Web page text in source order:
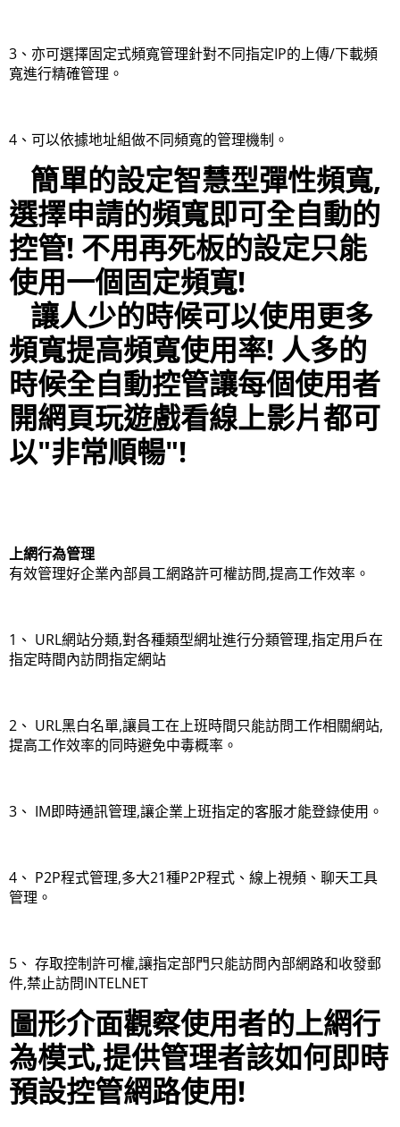
3、亦可選擇固定式頻寬管理針對不同指定IP的上傳/下載頻
寬進行精確管理。
4、可以依據地址組做不同頻寬的管理機制。
簡單的設定智慧型彈性頻寬,
選擇申請的頻寬即可全自動的
控管! 不用再死板的設定只能
使用一個固定頻寬!
讓人少的時候可以使用更多
頻寬提高頻寬使用率! 人多的
時候全自動控管讓每個使用者
開網頁玩遊戲看線上影片都可
以"非常順暢"!
上網行為管理
有效管理好企業內部員工網路許可權訪問,提高工作效率。
1、 URL網站分類,對各種類型網址進行分類管理,指定用戶在
指定時間內訪問指定網站
2、 URL黑白名單,讓員工在上班時間只能訪問工作相關網站,
提高工作效率的同時避免中毒概率。
3、 IM即時通訊管理,讓企業上班指定的客服才能登錄使用。
4、 P2P程式管理,多大21種P2P程式、線上視頻、聊天工具
管理。
5、 存取控制許可權,讓指定部門只能訪問內部網路和收發郵
件,禁止訪問INTELNET
圖形介面觀察使用者的上網行
為模式,提供管理者該如何即時
預設控管網路使用!